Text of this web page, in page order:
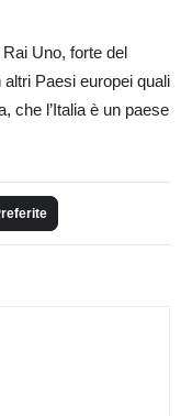
Uno, forte del
Paesi europei quali
che l’Italia è un paese